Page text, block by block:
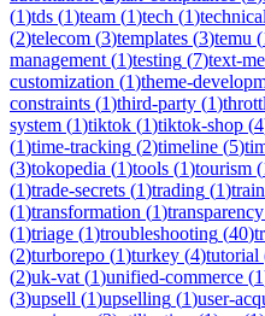
(1)tds (1)team (1)tech (1)technical
(2)telecom (3)templates (3)temu (
management (1)testing (7)text-
customization (1)theme-
constraints (1)third-party (1)
system (1)tiktok (1)tiktok-shop (4
(1)time-tracking (2)timeline (5)
(3)tokopedia (1)tools (1)tourism (
(1)trade-secrets (1)trading (1)
(1)transformation (1)transparency
(1)triage (1)troubleshooting (40)
(2)turborepo (1)turkey (4)tutorial
(2)uk-vat (1)unified-commerce (1
(3)upsell (1)upselling (1)user-